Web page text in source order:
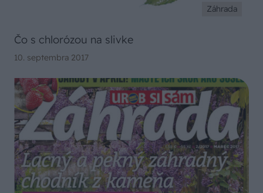
Záhrada
Čo s chlorózou na slivke
10. septembra 2017